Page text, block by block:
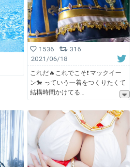
1536
316
2021/06/18
これだ🔥これでこそ❗ マックイー
ン🐎 っていう一着をつくりたくて
結構時間かけてる